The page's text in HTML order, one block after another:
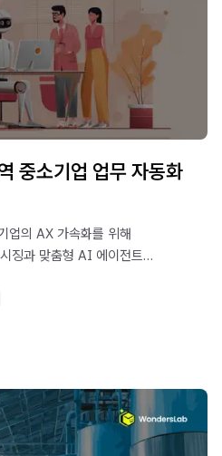
중소기업 업무 자동화
업의 AX 가속화를 위해
징과 맞춤형 AI 에이전트를